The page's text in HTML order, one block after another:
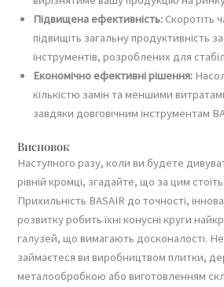
Підвищена ефективність: Скоротіть
підвищіть загальну продуктивність
інструментів, розроблених для
Економічно ефективні рішення:
кількістю замін та меншими
завдяки довговічним інструментам
Висновок
Наступного разу, коли ви будете
рівній кромці, згадайте, що за цим стоїть
Прихильність BASAIR до точності,
розвитку робить їхні конусні круги
галузей, що вимагають досконалості.
займаєтеся ви виробництвом плитки,
металообробкою або виготовленням